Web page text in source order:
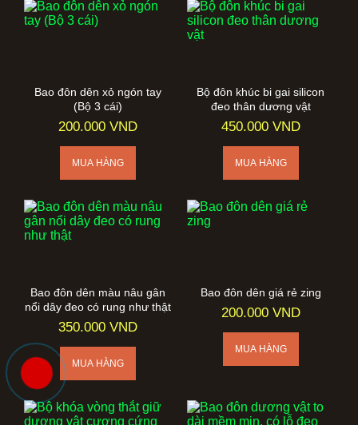
Bao đôn dên xỏ ngón tay
(Bộ 3 cái)
200.000 VND
Bộ đôn khúc bi gai silicon
đeo thân dương vật
450.000 VND
Bao đôn dên màu nâu gân
nổi dây đeo có rung như thật
350.000 VND
Bao đôn dên giá rẻ zing
200.000 VND